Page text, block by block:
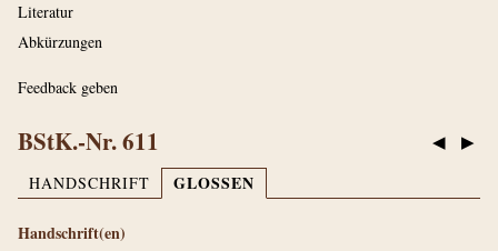
Literatur
Abkürzungen
Feedback geben
◀ ▶
BStK.-Nr. 611
HANDSCHRIFT GLOSSEN
Handschrift(en)